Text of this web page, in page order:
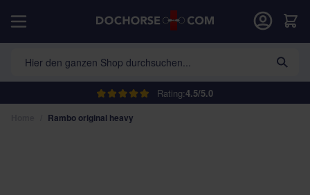
Rating:4.5/5.0
Hier den ganzen Shop durchsuchen...
Rambo original heavy